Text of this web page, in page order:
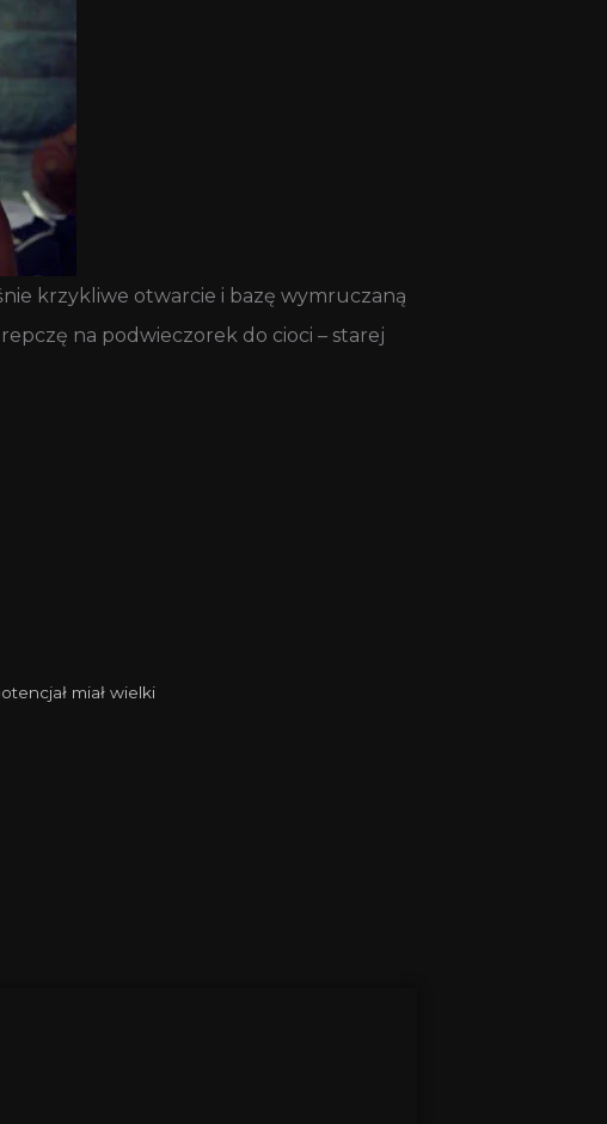
krzykliwe otwarcie i bazę wymruczaną
na podwieczorek do cioci – starej
miał wielki